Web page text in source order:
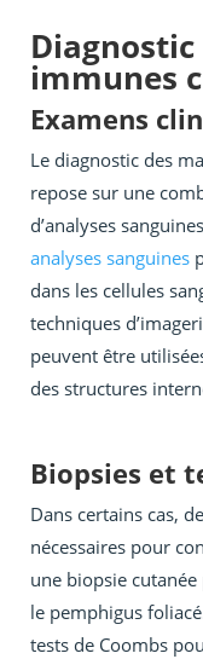
immunes
Examens
Le diagnostic des
repose sur une
d’analyses
analyses sanguines
dans les cellules
techniques
peuvent être
des structures
Biopsies et
Dans certains cas,
nécessaires pour
une biopsie
le pemphigus
tests de Coombs